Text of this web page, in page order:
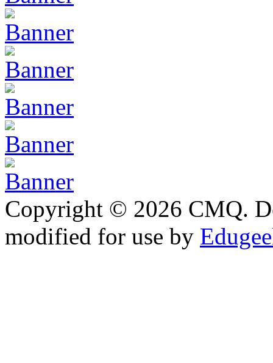
Copyright © 2026 CMQ.
modified for use by